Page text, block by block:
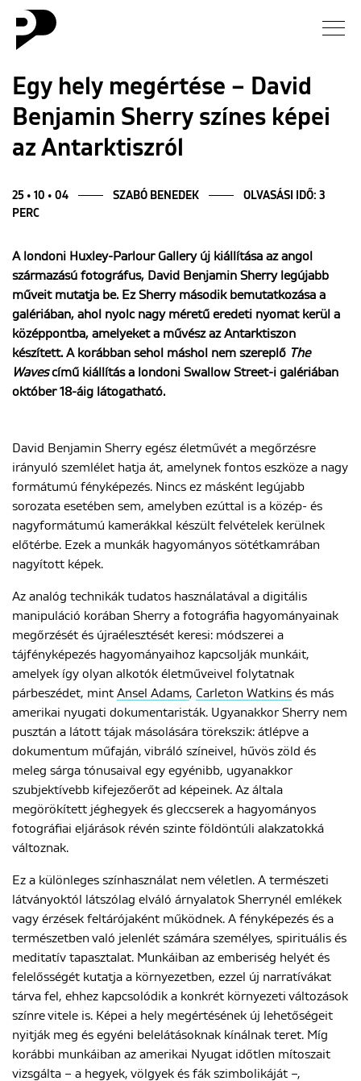
Hírek
Galéria
Blog
Rólunk
Egy hely megértése – David
Benjamin Sherry színes képei
az Antarktiszról
25 • 10 • 04 SZABÓ BENEDEK
OLVASÁSI IDŐ: 3
PERC
A londoni Huxley-Parlour Gallery új kiállítása az angol
származású fotográfus, David Benjamin Sherry legújabb
műveit mutatja be. Ez Sherry második bemutatkozása a
galériában, ahol nyolc nagy méretű eredeti nyomat kerül a
középpontba, amelyeket a művész az Antarktiszon
készített. A korábban sehol máshol nem szereplő The
Wavescímű kiállítás a londoni Swallow Street-i galériában
október 18-áig látogatható.
David Benjamin Sherry egész életművét a megőrzésre
irányuló szemlélet hatja át, amelynek fontos eszköze a nagy
formátumú fényképezés. Nincs ez másként legújabb
sorozata esetében sem, amelyben ezúttal is a közép- és
nagyformátumú kamerákkal készült felvételek kerülnek
előtérbe. Ezek a munkák hagyományos sötétkamrában
nagyított képek.
Az analóg technikák tudatos használatával a digitális
manipuláció korában Sherry a fotográfia hagyományainak
megőrzését és újraélesztését keresi: módszerei a
tájfényképezés hagyományaihoz kapcsolják munkáit,
amelyek így olyan alkotók életműveivel folytatnak
párbeszédet, mint Ansel Adams, Carleton Watkins és más
amerikai nyugati dokumentaristák. Ugyanakkor Sherry nem
pusztán a látott tájak másolására törekszik: átlépve a
dokumentum műfaján, vibráló színeivel, hűvös zöld és
meleg sárga tónusaival egy egyénibb, ugyanakkor
szubjektívebb kifejezőerőt ad képeinek. Az általa
megörökített jéghegyek és gleccserek a hagyományos
fotográfiai eljárások révén szinte földöntúli alakzatokká
változnak.
Ez a különleges színhasználat nem véletlen. A természeti
látványoktól látszólag elváló árnyalatok Sherrynél emlékek
vagy érzések feltárójaként működnek. A fényképezés és a
természetben való jelenlét számára személyes, spirituális és
meditatív tapasztalat. Munkáiban az emberiség helyét és
felelősségét kutatja a környezetben, ezzel új narratívákat
tárva fel, ehhez kapcsolódik a konkrét környezeti változások
színre vitele is. Képei a hely megértésének új lehetőségeit
nyitják meg és egyéni belelátásoknak kínálnak teret. Míg
korábbi munkáiban az amerikai Nyugat időtlen mítoszait
vizsgálta – a hegyek, völgyek és fák szimbolikáját –,